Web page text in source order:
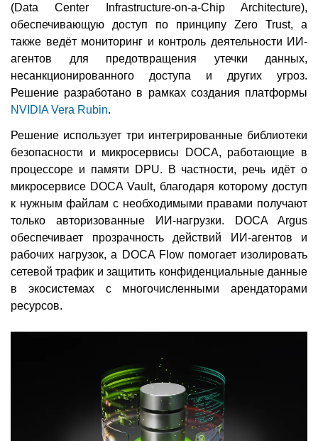
(Data Center Infrastructure-on-a-Chip Architecture),
обеспечивающую доступ по принципу Zero Trust, а
также ведёт мониторинг и контроль деятельности ИИ-
агентов для предотвращения утечки данных,
несанкционированного доступа и других угроз.
Решение разработано в рамках создания платформы
NVIDIA Vera Rubin.
Решение использует три интегрированные библиотеки
безопасности и микросервисы DOCA, работающие в
процессоре и памяти DPU. В частности, речь идёт о
микросервисе DOCA Vault, благодаря которому доступ
к нужным файлам с необходимыми правами получают
только авторизованные ИИ-нагрузки. DOCA Argus
обеспечивает прозрачность действий ИИ-агентов и
рабочих нагрузок, а DOCA Flow помогает изолировать
сетевой трафик и защитить конфиденциальные данные
в экосистемах с многочисленными арендаторами
ресурсов.